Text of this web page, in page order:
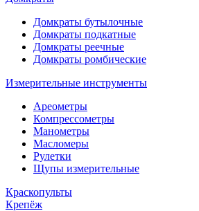
Домкраты бутылочные
Домкраты подкатные
Домкраты реечные
Домкраты ромбические
Измерительные инструменты
Ареометры
Компрессометры
Манометры
Масломеры
Рулетки
Щупы измерительные
Краскопульты
Крепёж